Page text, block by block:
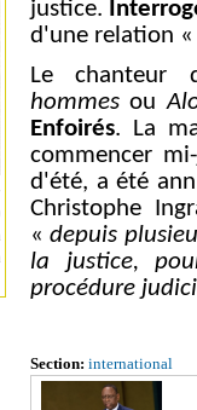
justice.
d'une relation «
Le chanteur
hommes ou
Enfoirés. La
commencer
d'été, a été
Christophe
«depuis
la justice,
procédure
Section: international